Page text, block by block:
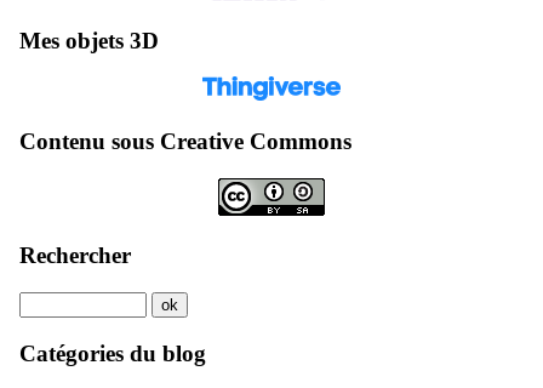
Mes objets 3D
Contenu sous Creative Commons
Rechercher
Catégories du blog